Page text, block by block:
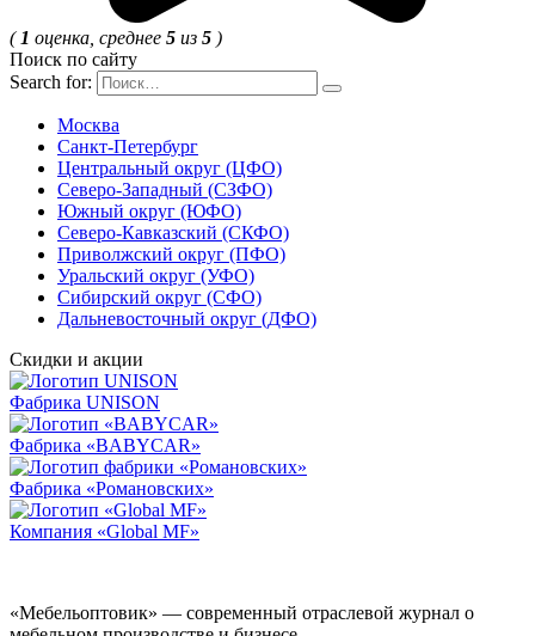
( 1 оценка, среднее 5 из 5 )
Поиск по сайту
Search for:
Москва
Санкт-Петербург
Центральный округ (ЦФО)
Северо-Западный (СЗФО)
Южный округ (ЮФО)
Северо-Кавказский (СКФО)
Приволжский округ (ПФО)
Уральский округ (УФО)
Сибирский округ (СФО)
Дальневосточный округ (ДФО)
Скидки и акции
Фабрика UNISON
Фабрика «BABYCAR»
Фабрика «Романовских»
Компания «Global MF»
«Мебельоптовик» — современный отраслевой журнал о